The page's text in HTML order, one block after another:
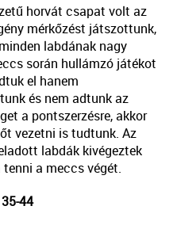
horvát csapat volt az
mérkőzést játszottunk,
labdának nagy
során hullámzó játékot
el hanem
és nem adtunk az
a pontszerzésre, akkor
vezetni is tudtunk. Az
labdák kivégeztek
a meccs végét.
44